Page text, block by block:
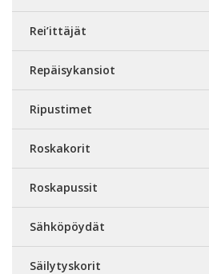
Rei’ittäjät
Repäisykansiot
Ripustimet
Roskakorit
Roskapussit
Sähköpöydät
Säilytyskorit